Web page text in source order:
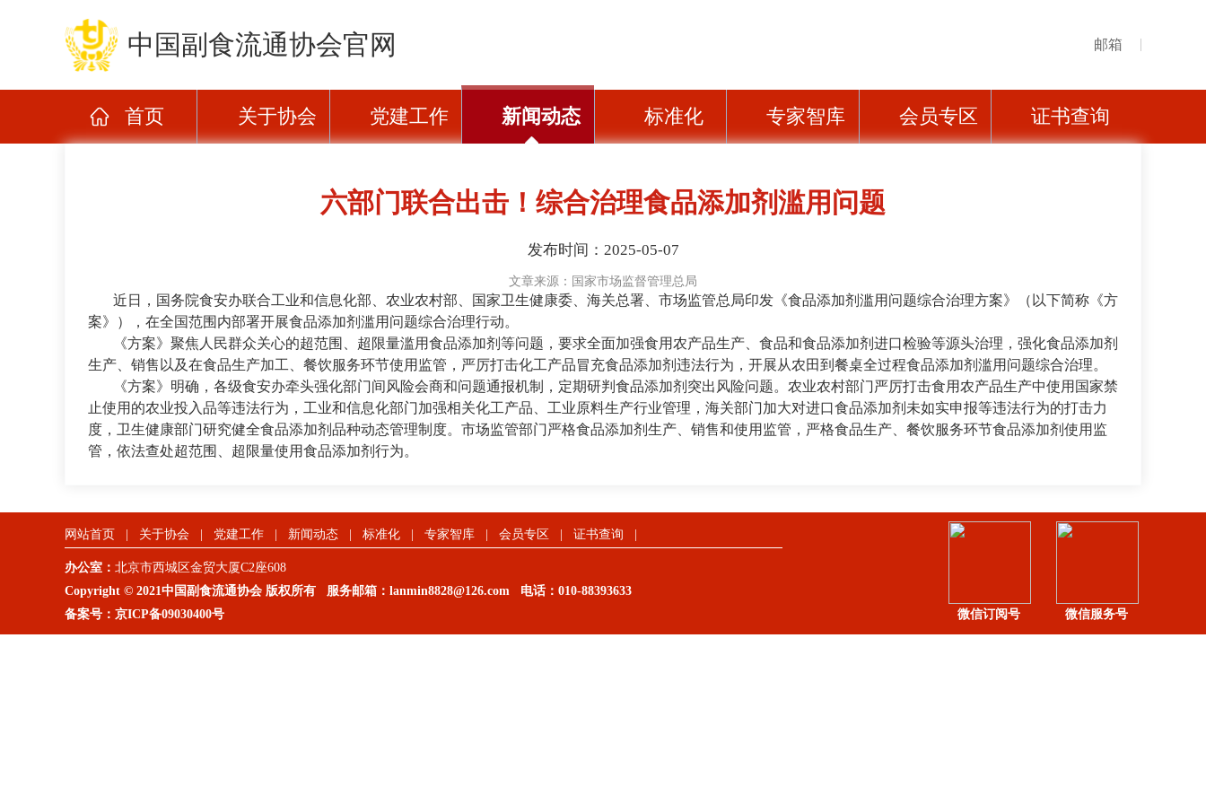
中国副食流通协会官网 邮箱
首页 关于协会 党建工作 新闻动态 标准化 专家智库 会员专区 证书查询
六部门联合出击！综合治理食品添加剂滥用问题
发布时间：2025-05-07
文章来源：国家市场监督管理总局
近日，国务院食安办联合工业和信息化部、农业农村部、国家卫生健康委、海关总署、市场监管总局印发《食品添加剂滥用问题综合治理方案》（以下简称《方
案》），在全国范围内部署开展食品添加剂滥用问题综合治理行动。
《方案》聚焦人民群众关心的超范围、超限量滥用食品添加剂等问题，要求全面加强食用农产品生产、食品和食品添加剂进口检验等源头治理，强化食品添加剂
生产、销售以及在食品生产加工、餐饮服务环节使用监管，严厉打击化工产品冒充食品添加剂违法行为，开展从农田到餐桌全过程食品添加剂滥用问题综合治理。
《方案》明确，各级食安办牵头强化部门间风险会商和问题通报机制，定期研判食品添加剂突出风险问题。农业农村部门严厉打击食用农产品生产中使用国家禁
止使用的农业投入品等违法行为，工业和信息化部门加强相关化工产品、工业原料生产行业管理，海关部门加大对进口食品添加剂未如实申报等违法行为的打击力
度，卫生健康部门研究健全食品添加剂品种动态管理制度。市场监管部门严格食品添加剂生产、销售和使用监管，严格食品生产、餐饮服务环节食品添加剂使用监
管，依法查处超范围、超限量使用食品添加剂行为。
网站首页 关于协会 党建工作 新闻动态 标准化 专家智库 会员专区 证书查询
办公室： 北京市西城区金贸大厦C2座608
Copyright © 2021中国副食流通协会 版权所有 服务邮箱：lanmin8828@126.com 电话： 010-88393633
备案号： 京ICP备09030400号 微信服务号
微信订阅号